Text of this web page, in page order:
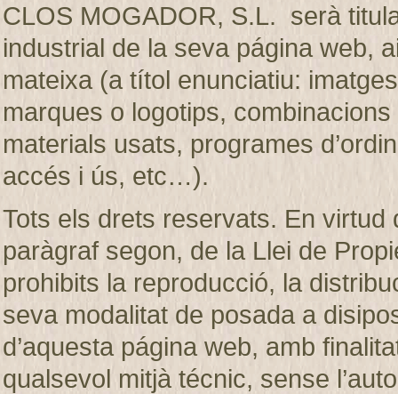
CLOS MOGADOR, S.L. serà
industrial de la seva página web,
mateixa (a títol enunciatiu:
marques o logotips,
materials usats, programes
accés i ús, etc…).
Tots els drets reservats. En virtud
paràgraf segon, de la Llei de
prohibits la reproducció, la
seva modalitat de posada a
d’aquesta página web, amb
qualsevol mitjà técnic, sense